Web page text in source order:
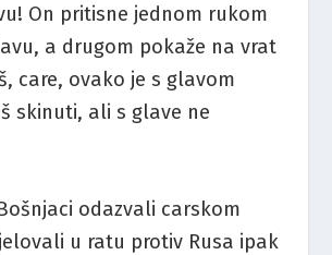
On pritisne jednom rukom
a drugom pokaže na vrat
care, ovako je s glavom
skinuti, ali s glave ne
odazvali carskom
u ratu protiv Rusa ipak